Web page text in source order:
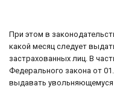
При этом в
какой месяц следует
застрахованных лиц. В
Федерального закона от
выдавать увольняющемуся